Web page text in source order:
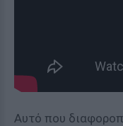
Αυτό που